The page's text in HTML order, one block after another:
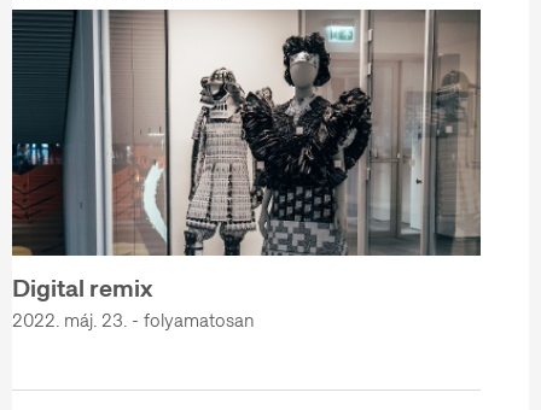
Digital remix
2022. máj. 23. - folyamatosan